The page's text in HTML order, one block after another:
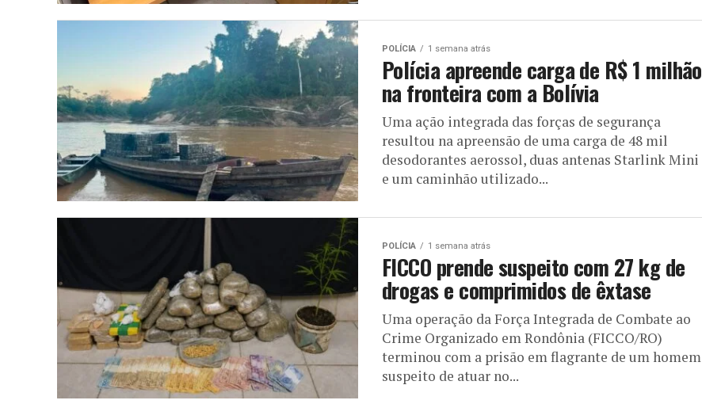
POLÍCIA 1 semana atrás
Polícia apreende carga de R$ 1 milhão
na fronteira com a Bolívia
Uma ação integrada das forças de segurança
resultou na apreensão de uma carga de 48 mil
desodorantes aerossol, duas antenas Starlink Mini
e um caminhão utilizado...
POLÍCIA 1 semana atrás
FICCO prende suspeito com 27 kg de
drogas e comprimidos de êxtase
Uma operação da Força Integrada de Combate ao
Crime Organizado em Rondônia (FICCO/RO)
terminou com a prisão em flagrante de um homem
suspeito de atuar no...